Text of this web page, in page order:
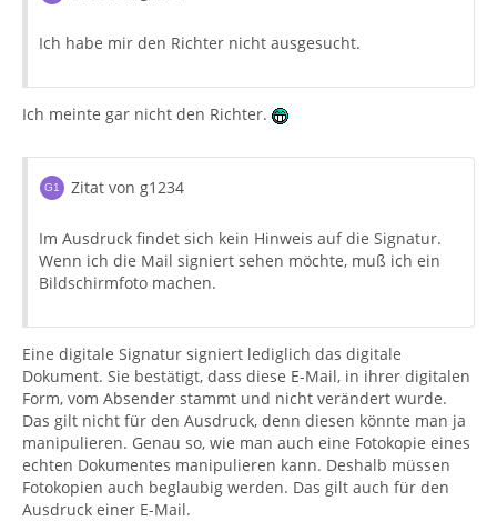
Ich habe mir den Richter nicht ausgesucht.
Ich meinte gar nicht den Richter.
Zitat von g1234
Im Ausdruck findet sich kein Hinweis auf die Signatur.
Wenn ich die Mail signiert sehen möchte, muß ich ein
Bildschirmfoto machen.
Eine digitale Signatur signiert lediglich das digitale
Dokument. Sie bestätigt, dass diese E-Mail, in ihrer digitalen
Form, vom Absender stammt und nicht verändert wurde.
Das gilt nicht für den Ausdruck, denn diesen könnte man ja
manipulieren. Genau so, wie man auch eine Fotokopie eines
echten Dokumentes manipulieren kann. Deshalb müssen
Fotokopien auch beglaubig werden. Das gilt auch für den
Ausdruck einer E-Mail.